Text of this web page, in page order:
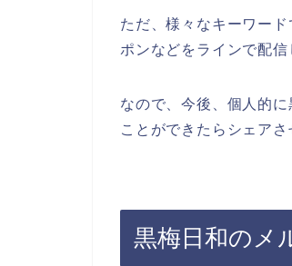
ただ、様々なキーワー
ポンなどをラインで配
なので、今後、個人的
ことができたらシェア
黒梅日和のメ